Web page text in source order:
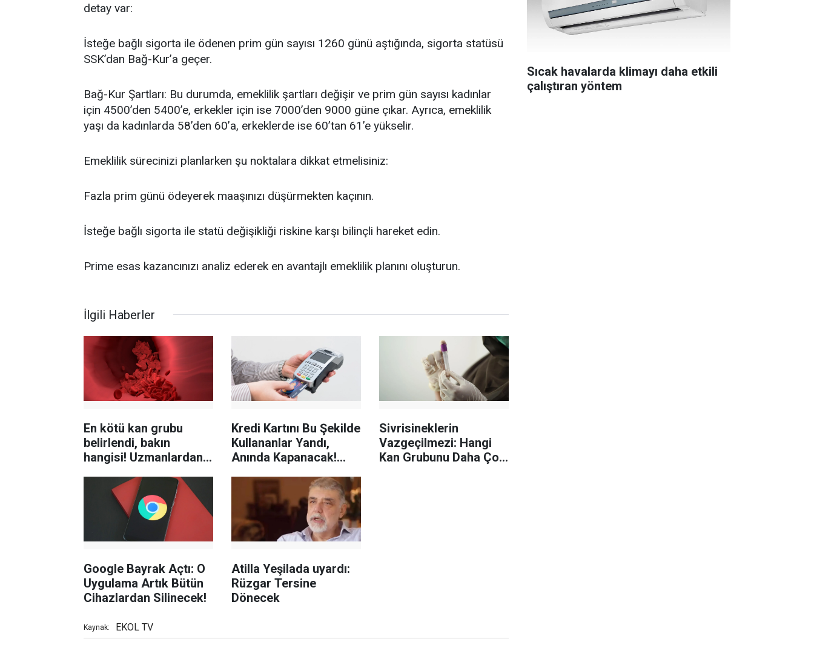
detay var:
İsteğe bağlı sigorta ile ödenen prim gün sayısı 1260 günü aştığında, sigorta statüsü
SSK’dan Bağ-Kur’a geçer.
Bağ-Kur Şartları: Bu durumda, emeklilik şartları değişir ve prim gün sayısı kadınlar
için 4500’den 5400’e, erkekler için ise 7000’den 9000 güne çıkar. Ayrıca, emeklilik
yaşı da kadınlarda 58’den 60’a, erkeklerde ise 60’tan 61’e yükselir.
Emeklilik sürecinizi planlarken şu noktalara dikkat etmelisiniz:
Fazla prim günü ödeyerek maaşınızı düşürmekten kaçının.
İsteğe bağlı sigorta ile statü değişikliği riskine karşı bilinçli hareket edin.
Prime esas kazancınızı analiz ederek en avantajlı emeklilik planını oluşturun.
İlgili Haberler
En kötü kan grubu
belirlendi, bakın
hangisi! Uzmanlardan
Kredi Kartını Bu Şekilde
Kullananlar Yandı,
Anında Kapanacak!
Sivrisineklerin
Vazgeçilmezi: Hangi
Kan Grubunu Daha Çok
Google Bayrak Açtı: O
Uygulama Artık Bütün
Cihazlardan Silinecek!
Atilla Yeşilada uyardı:
Rüzgar Tersine
Dönecek
Kaynak: EKOL TV
Sıcak havalarda klimayı daha etkili
çalıştıran yöntem